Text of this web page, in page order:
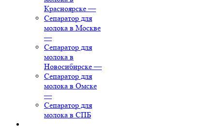
Красноярске —
Сепаратор для
молока в Москве
—
Сепаратор для
молока в
Новосибирске —
Сепаратор для
молока в Омске
—
Сепаратор для
молока в СПБ